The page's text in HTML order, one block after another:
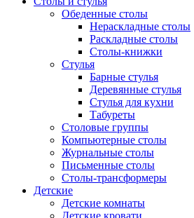
Обеденные столы
Нераскладные столы
Раскладные столы
Столы-книжки
Стулья
Барные стулья
Деревянные стулья
Стулья для кухни
Табуреты
Столовые группы
Компьютерные столы
Журнальные столы
Письменные столы
Столы-трансформеры
Детские
Детские комнаты
Детские кровати